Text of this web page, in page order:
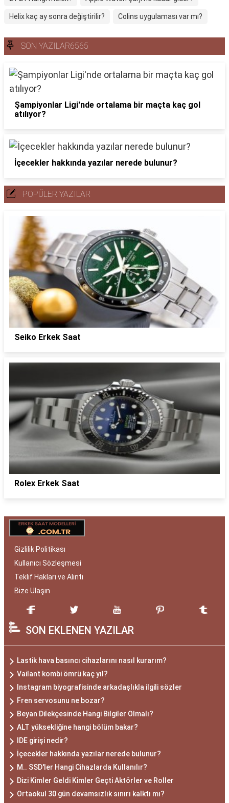
Helix kaç ay sonra değiştirilir? Colins uygulaması var mı?
SON YAZILAR6565
Şampiyonlar Ligi'nde ortalama bir maçta kaç gol
atılıyor?
İçecekler hakkında yazılar nerede bulunur?
POPÜLER YAZILAR
Seiko Erkek Saat
Rolex Erkek Saat
Gizlilik Politikası
Kullanıcı Sözleşmesi
Teklif Hakları ve Alıntı
Bize Ulaşın
SON EKLENEN YAZILAR
Lastik hava basıncı cihazlarını nasıl kurarım?
Vailant kombi ömrü kaç yıl?
Instagram biyografisinde arkadaşlıkla ilgili sözler
Fren servosunu ne bozar?
Beyan Dilekçesinde Hangi Bilgiler Olmalı?
ALT yüksekliğine hangi bölüm bakar?
IDE girişi nedir?
İçecekler hakkında yazılar nerede bulunur?
M.. SSD'ler Hangi Cihazlarda Kullanılır?
Dizi Kimler Geldi Kimler Geçti Aktörler ve Roller
Ortaokul 30 gün devamsızlık sınırı kalktı mı?